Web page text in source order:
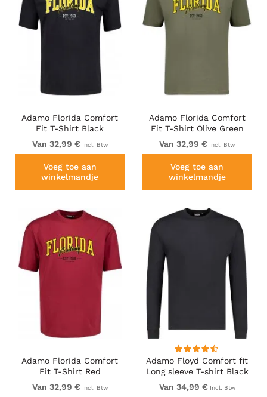
Adamo Florida Comfort
Fit T-Shirt Black
Van 32,99 € Incl. Btw
Voeg toe aan
winkelmandje
Adamo Florida Comfort
Fit T-Shirt Olive Green
Van 32,99 € Incl. Btw
Voeg toe aan
winkelmandje
Adamo Florida Comfort
Fit T-Shirt Red
Van 32,99 € Incl. Btw
Adamo Floyd Comfort fit
Long sleeve T-shirt Black
Van 34,99 € Incl. Btw